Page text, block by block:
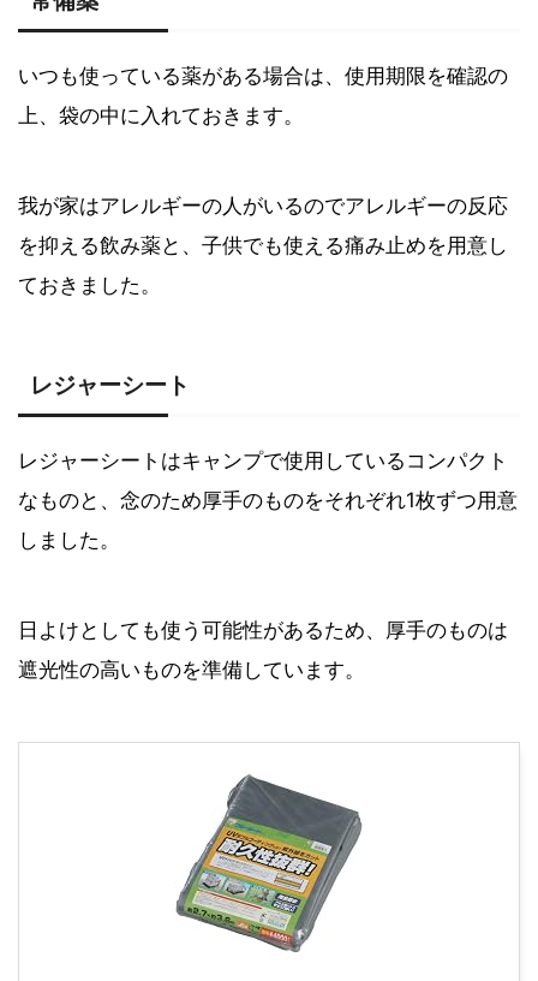
いつも使っている薬がある場合は、使用期限を確認の
上、袋の中に入れておきます。
我が家はアレルギーの人がいるのでアレルギーの反応
を抑える飲み薬と、子供でも使える痛み止めを用意し
ておきました。
レジャーシート
レジャーシートはキャンプで使用しているコンパクト
なものと、念のため厚手のものをそれぞれ1枚ずつ用意
しました。
日よけとしても使う可能性があるため、厚手のものは
遮光性の高いものを準備しています。